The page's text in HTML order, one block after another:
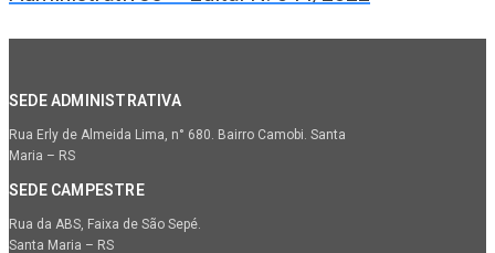
SEDE ADMINISTRATIVA
Rua Erly de Almeida Lima, n° 680. Bairro Camobi. Santa
Maria – RS
SEDE CAMPESTRE
Rua da ABS, Faixa de São Sepé.
Santa Maria – RS